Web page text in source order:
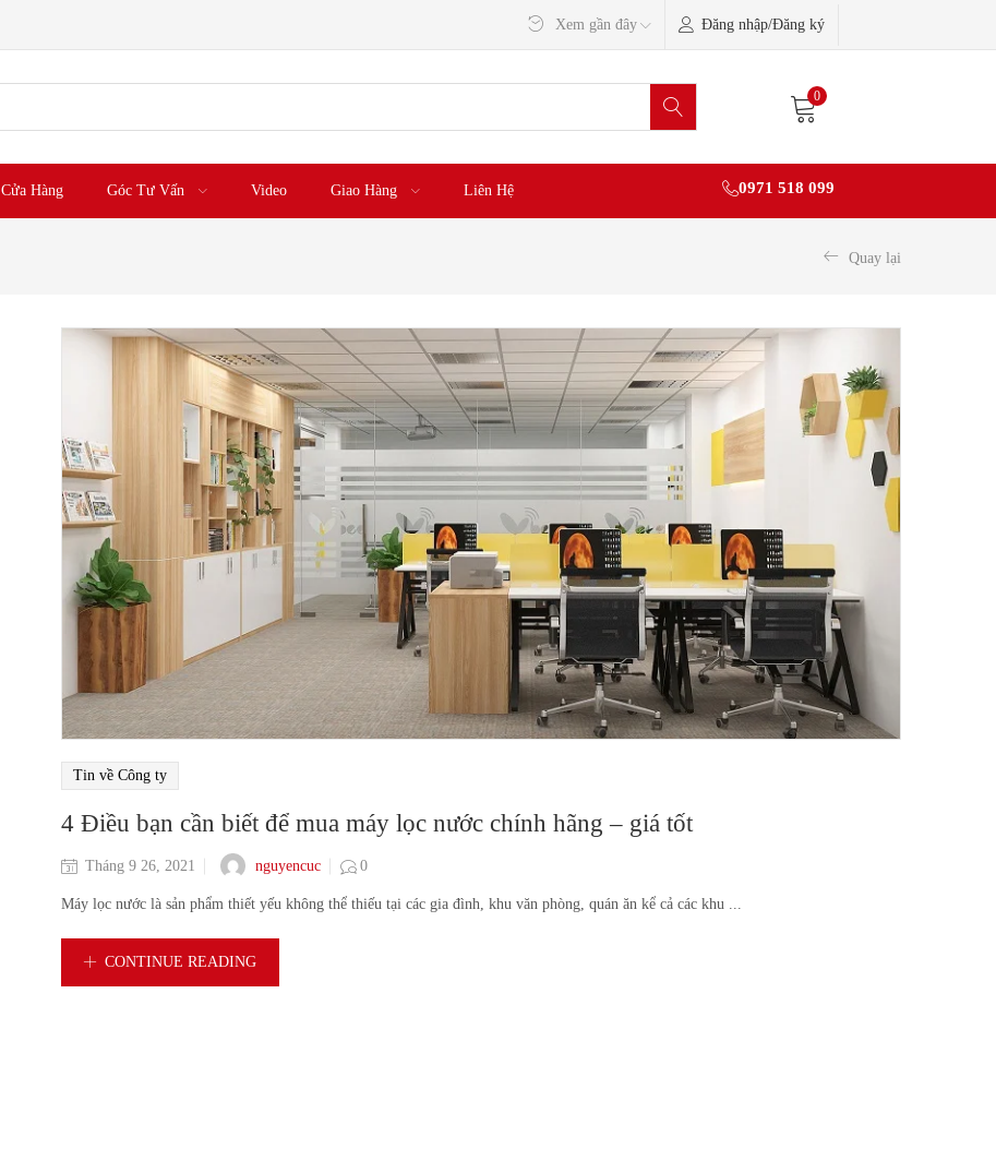
Xem gần đây Đăng nhập/Đăng ký
0
Cửa Hàng Góc Tư Vấn Video Giao Hàng Liên Hệ 0971 518 099
Quay lại
Tin về Công ty
4 Điều bạn cần biết để mua máy lọc nước chính hãng – giá tốt
Tháng 9 26, 2021 nguyencuc 0
Máy lọc nước là sản phẩm thiết yếu không thể thiếu tại các gia đình, khu văn phòng, quán ăn kể cả các khu ...
CONTINUE READING